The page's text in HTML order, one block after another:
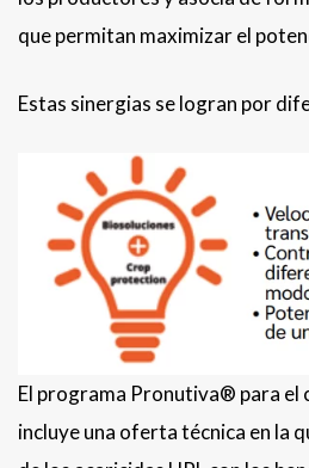
que permitan maximizar el
Estas sinergias se logran por
El programa Pronutiva® para el
incluye una oferta técnica en la